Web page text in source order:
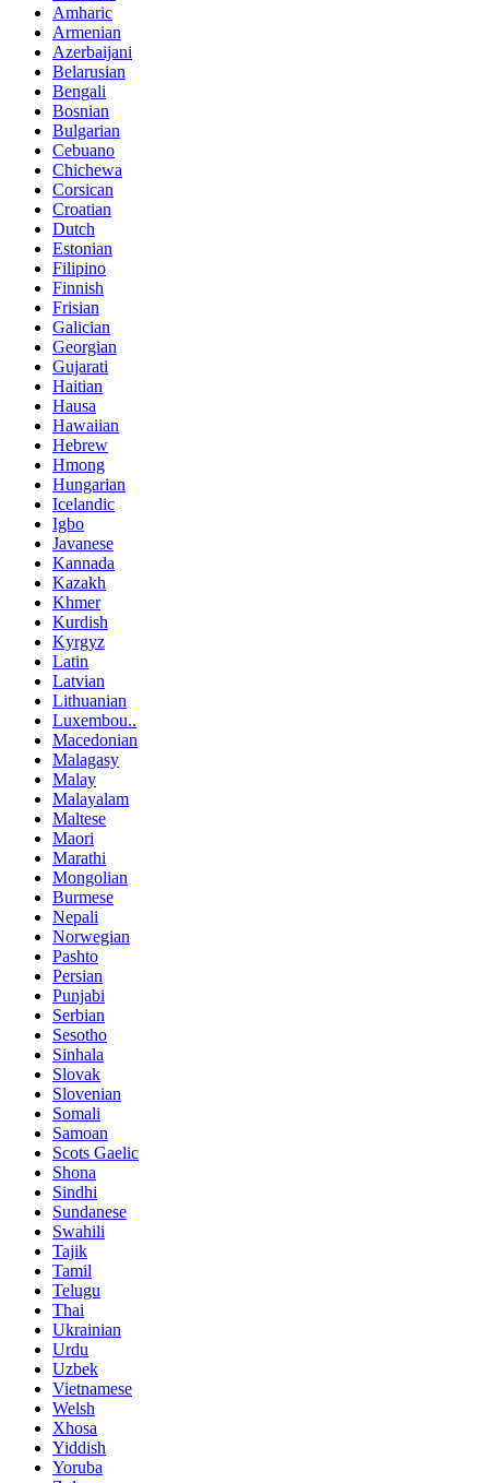
Amharic
Armenian
Azerbaijani
Belarusian
Bengali
Bosnian
Bulgarian
Cebuano
Chichewa
Corsican
Croatian
Dutch
Estonian
Filipino
Finnish
Frisian
Galician
Georgian
Gujarati
Haitian
Hausa
Hawaiian
Hebrew
Hmong
Hungarian
Icelandic
Igbo
Javanese
Kannada
Kazakh
Khmer
Kurdish
Kyrgyz
Latin
Latvian
Lithuanian
Luxembou..
Macedonian
Malagasy
Malay
Malayalam
Maltese
Maori
Marathi
Mongolian
Burmese
Nepali
Norwegian
Pashto
Persian
Punjabi
Serbian
Sesotho
Sinhala
Slovak
Slovenian
Somali
Samoan
Scots Gaelic
Shona
Sindhi
Sundanese
Swahili
Tajik
Tamil
Telugu
Thai
Ukrainian
Urdu
Uzbek
Vietnamese
Welsh
Xhosa
Yiddish
Yoruba